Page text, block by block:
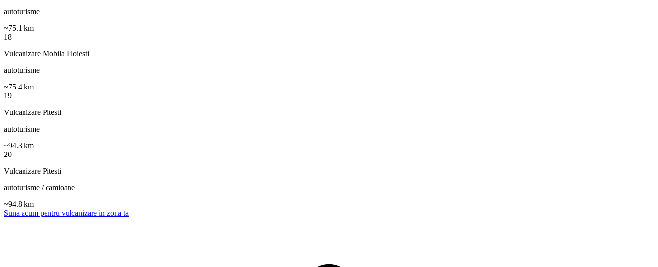
autoturisme
~75.1 km
18
Vulcanizare Mobila Ploiesti
autoturisme
~75.4 km
19
Vulcanizare Pitesti
autoturisme
~94.3 km
20
Vulcanizare Pitesti
autoturisme / camioane
~94.8 km
Suna acum pentru vulcanizare in zona ta